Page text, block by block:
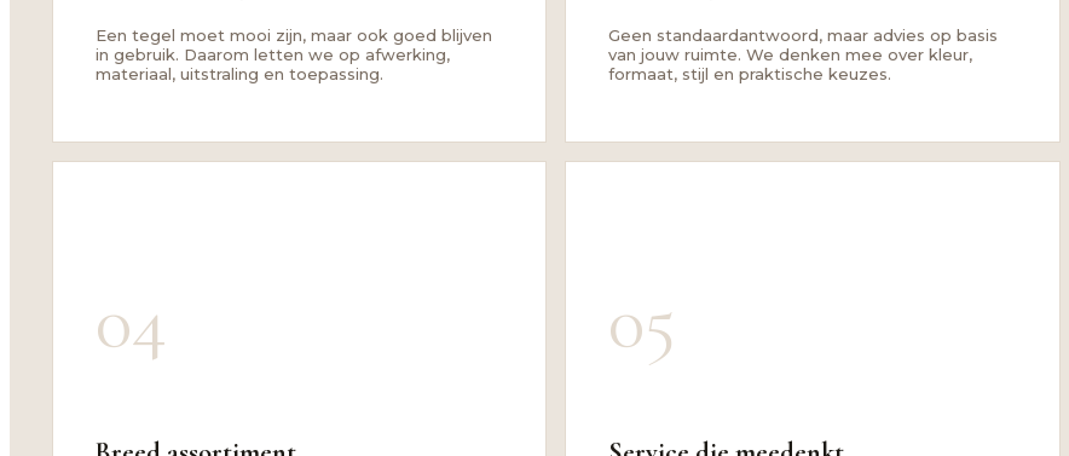
Een tegel moet mooi zijn, maar ook goed blijven
in gebruik. Daarom letten we op afwerking,
materiaal, uitstraling en toepassing.
Geen standaardantwoord, maar advies op basis
van jouw ruimte. We denken mee over kleur,
formaat, stijl en praktische keuzes.
04 05